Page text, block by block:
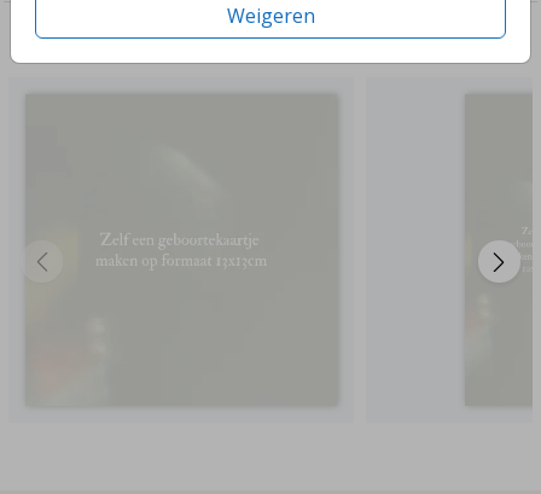
Weigeren
Deze ontwerpen vind je misschien ook leuk